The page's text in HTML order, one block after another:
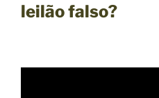
leilão falso?